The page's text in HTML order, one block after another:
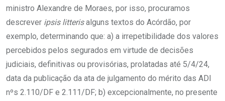
ministro Alexandre de Moraes, por isso, procuramos
descrever ipsis litterisalguns textos do Acórdão, por
exemplo, determinando que: a) a irrepetibilidade dos valores
percebidos pelos segurados em virtude de decisões
judiciais, definitivas ou provisórias, prolatadas até 5/4/24,
data da publicação da ata de julgamento do mérito das ADI
nºs 2.110/DF e 2.111/DF; b) excepcionalmente, no presente